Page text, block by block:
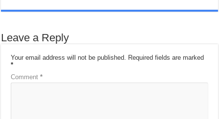
Leave a Reply
Your email address will not be published. Required fields are marked
*
Comment*